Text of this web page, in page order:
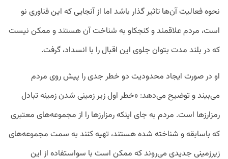
نحوه فعالیت آن‌ها تاثیر گذار باشد اما از آنجایی که این فناوری نو
است، مردم علاقمند و کنجکاو به شناخت آن هستند و ممکن نیست
که در بلند مدت بتوان جلوی این اقبال را با انسداد، گرفت.
او در صورت ایجاد محدودیت‌ دو خطر جدی را پیش روی مردم
می‌بیند و توضیح می‌دهد: «خطر اول زیر زمینی شدن زمینه تبادل
رمزارزها است. مردم به جای اینکه رمزارزها را از مجموعه‌های معتبری
که باسابقه و شناخته شده هستند، تهیه کنند به سمت مجموعه‌های
زیرزمینی جدیدی می‌روند که ممکن است با سواستفاده از این